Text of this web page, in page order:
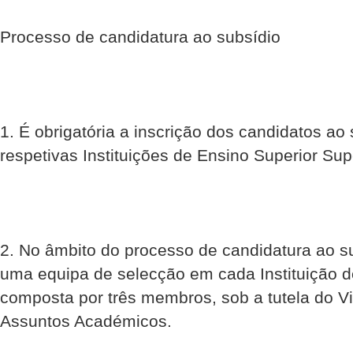
Processo de candidatura ao subsídio
1. É obrigatória a inscrição dos candidatos ao
respetivas Instituições de Ensino Superior
2. No âmbito do processo de candidatura ao
uma equipa de selecção em cada Instituição
composta por três membros, sob a tutela do
Assuntos Académicos.